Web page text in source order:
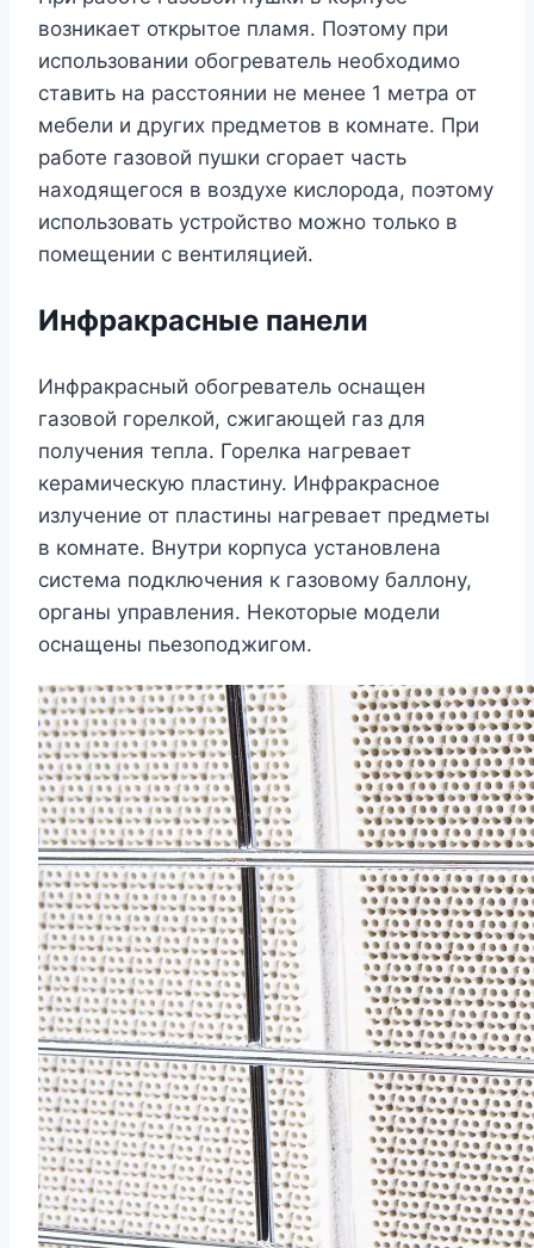
возникает открытое пламя. Поэтому при
использовании обогреватель необходимо
ставить на расстоянии не менее 1 метра от
мебели и других предметов в комнате. При
работе газовой пушки сгорает часть
находящегося в воздухе кислорода, поэтому
использовать устройство можно только в
помещении с вентиляцией.
Инфракрасные панели
Инфракрасный обогреватель оснащен
газовой горелкой, сжигающей газ для
получения тепла. Горелка нагревает
керамическую пластину. Инфракрасное
излучение от пластины нагревает предметы
в комнате. Внутри корпуса установлена
система подключения к газовому баллону,
органы управления. Некоторые модели
оснащены пьезоподжигом.